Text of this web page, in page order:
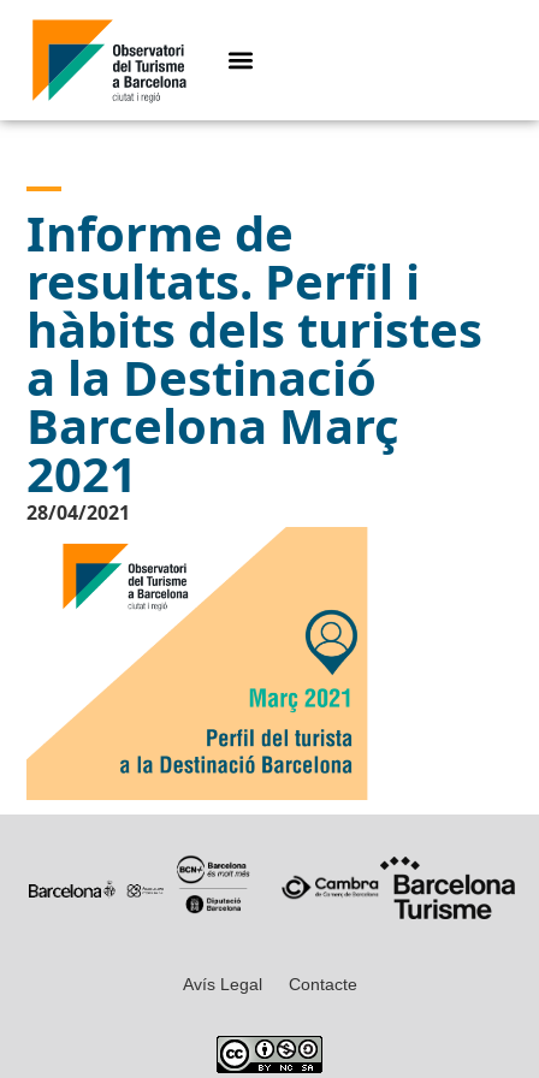
Informe de
resultats. Perfil i
hàbits dels turistes
a la Destinació
Barcelona Març
2021
28/04/2021
Avís Legal Contacte